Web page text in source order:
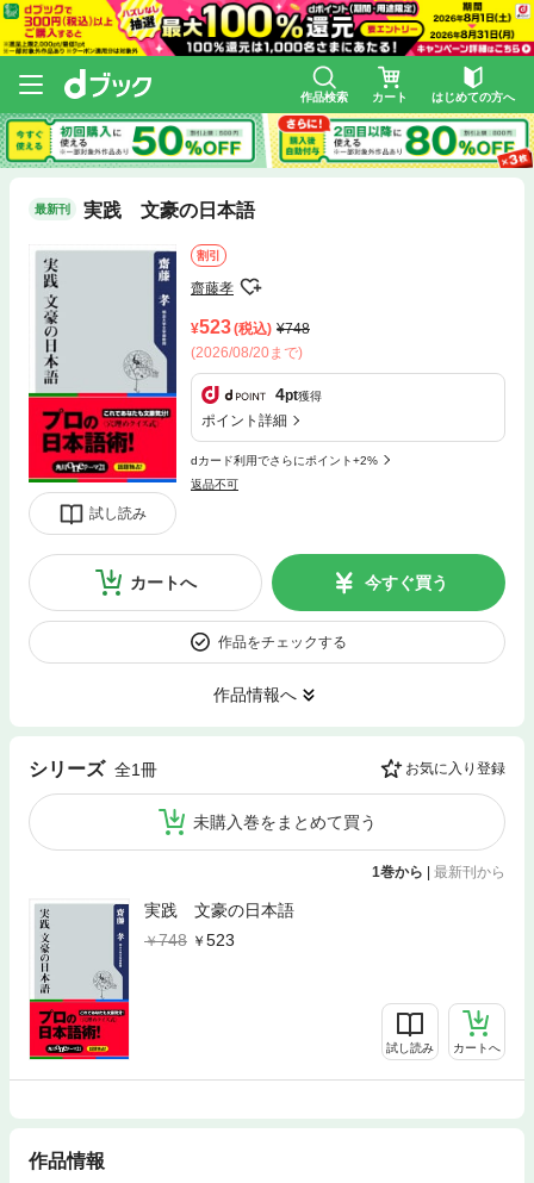
作品検索 カート はじめての方へ
最新刊 実践 文豪の日本語
試し読み
割引
齋藤孝
523(税込)
748
(2026/08/20まで)
4pt獲得
ポイント詳細
dカード利用でさらにポイント+2%
返品不可
カートへ 今すぐ買う
作品をチェックする
作品情報へ
シリーズ 全1冊 お気に入り登録
未購入巻をまとめて買う
1巻から 最新刊から
実践 文豪の日本語
748
523
試し読み カートへ
作品情報